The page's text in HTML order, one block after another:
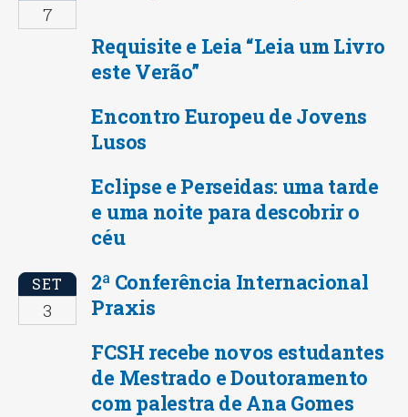
7
Requisite e Leia “Leia um Livro
este Verão”
Encontro Europeu de Jovens
Lusos
Eclipse e Perseidas: uma tarde
e uma noite para descobrir o
céu
SET
3
2ª Conferência Internacional
Praxis
FCSH recebe novos estudantes
de Mestrado e Doutoramento
com palestra de Ana Gomes